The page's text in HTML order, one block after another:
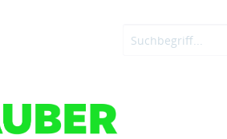
ADBLUE® KNAUBER ENERGIE